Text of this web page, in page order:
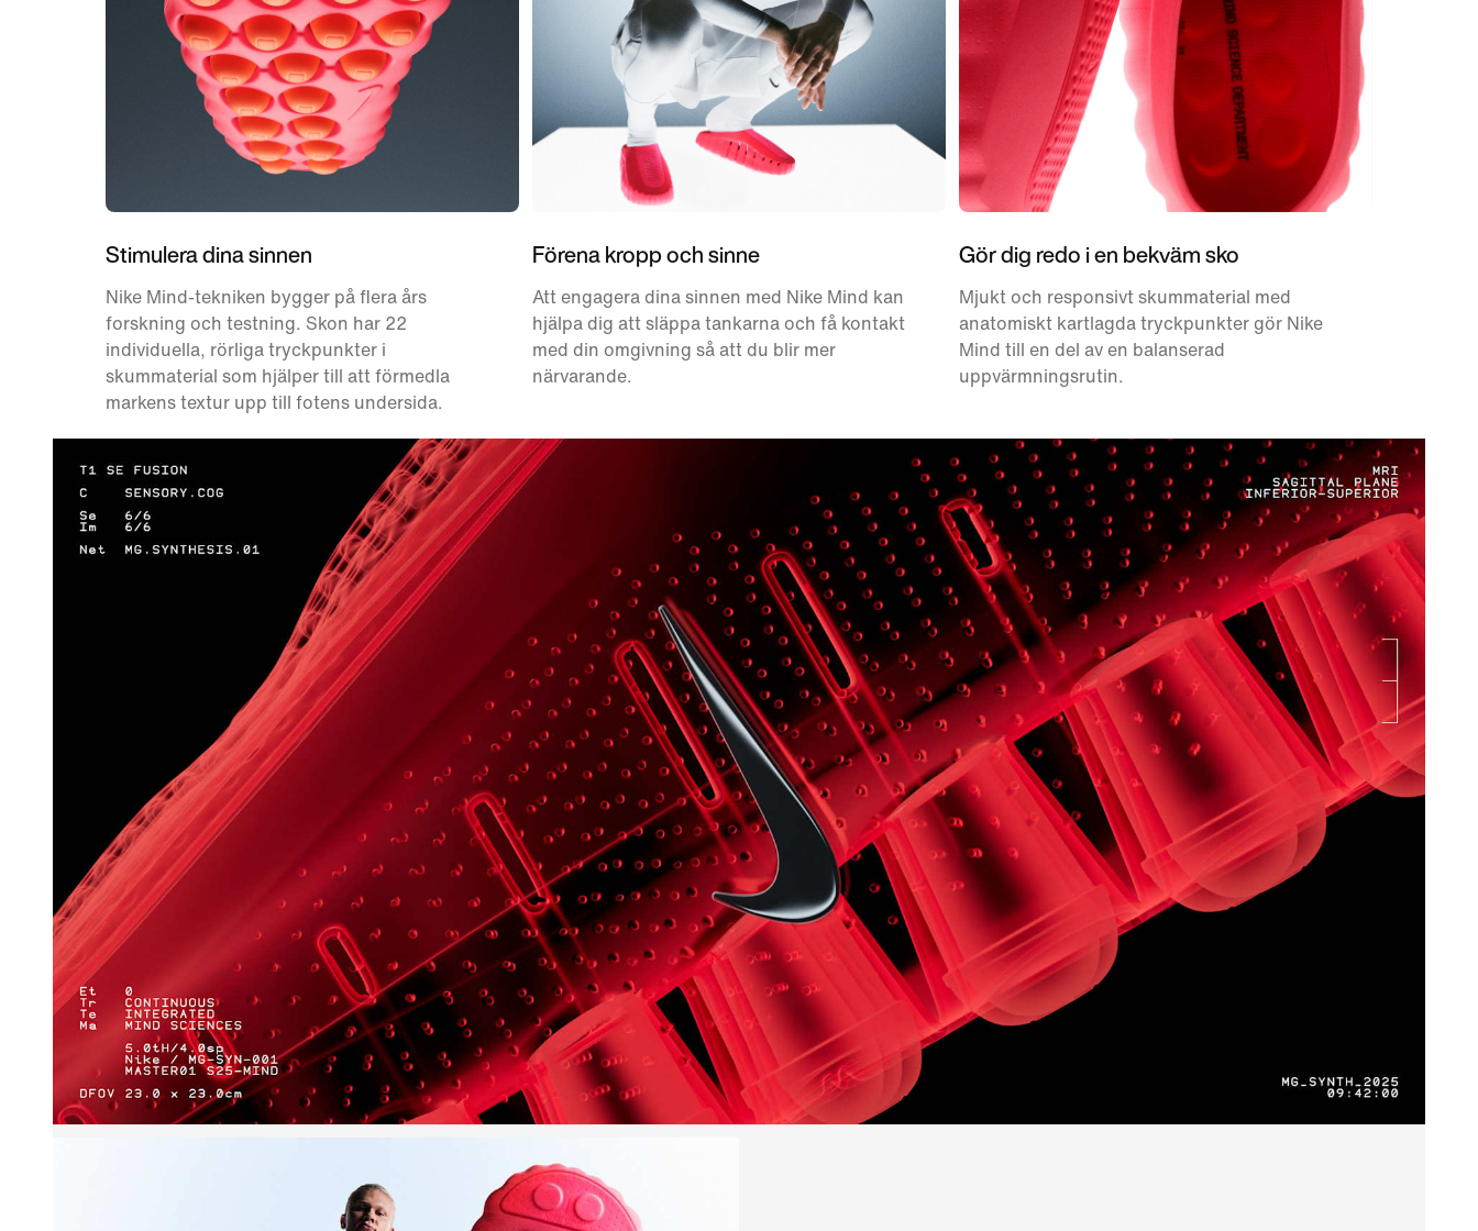
Stimulera dina sinnen
Nike Mind-tekniken bygger på flera års
forskning och testning. Skon har 22
individuella, rörliga tryckpunkter i
skummaterial som hjälper till att förmedla
markens textur upp till fotens undersida.
Förena kropp och sinne
Att engagera dina sinnen med Nike Mind kan
hjälpa dig att släppa tankarna och få kontakt
med din omgivning så att du blir mer
närvarande.
Gör dig redo i en bekväm sko
Mjukt och responsivt skummaterial med
anatomiskt kartlagda tryckpunkter gör Nike
Mind till en del av en balanserad
uppvärmningsrutin.